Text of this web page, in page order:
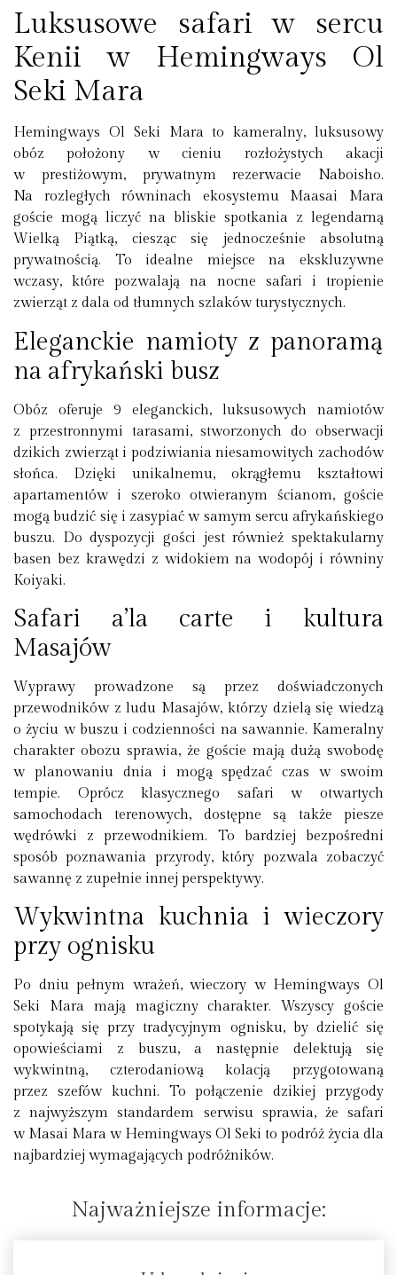
Luksusowe safari w sercu
Kenii w Hemingways Ol
Seki Mara
Hemingways Ol Seki Marato kameralny, luksusowy
obóz położony w cieniu rozłożystych akacji
w prestiżowym, prywatnym rezerwacie Naboisho.
Na rozległych równinach ekosystemu Maasai Mara
goście mogą liczyć na bliskie spotkania z legendarną
Wielką Piątką, ciesząc się jednocześnie absolutną
prywatnością. To idealne miejsce na ekskluzywne
wczasy, które pozwalają na nocne safari i tropienie
zwierząt z dala od tłumnych szlaków turystycznych.
Eleganckie namioty z panoramą
na afrykański busz
Obóz oferuje 9 eleganckich, luksusowych namiotów
z przestronnymi tarasami, stworzonych do obserwacji
dzikich zwierząt i podziwiania niesamowitych zachodów
słońca. Dzięki unikalnemu, okrągłemu kształtowi
apartamentów i szeroko otwieranym ścianom, goście
mogą budzić się i zasypiać w samym sercu afrykańskiego
buszu. Do dyspozycji gości jest również spektakularny
basen bez krawędzi z widokiem na wodopój i równiny
Koiyaki.
Safari a’la carte i kultura
Masajów
Wyprawy prowadzone są przez doświadczonych
przewodników z ludu Masajów, którzy dzielą się wiedzą
o życiu w buszu i codzienności na sawannie. Kameralny
charakter obozu sprawia, że goście mają dużą swobodę
w planowaniu dnia i mogą spędzać czas w swoim
tempie. Oprócz klasycznego safari w otwartych
samochodach terenowych, dostępne są także piesze
wędrówki z przewodnikiem. To bardziej bezpośredni
sposób poznawania przyrody, który pozwala zobaczyć
sawannę z zupełnie innej perspektywy.
Wykwintna kuchnia i wieczory
przy ognisku
Po dniu pełnym wrażeń, wieczory w Hemingways Ol
Seki Mara mają magiczny charakter. Wszyscy goście
spotykają się przy tradycyjnym ognisku, by dzielić się
opowieściami z buszu, a następnie delektują się
wykwintną, czterodaniową kolacją przygotowaną
przez szefów kuchni. To połączenie dzikiej przygody
z najwyższym standardem serwisu sprawia, że safari
w Masai Mara w Hemingways Ol Seki to podróż życia dla
najbardziej wymagających podróżników.
Najważniejsze informacje: